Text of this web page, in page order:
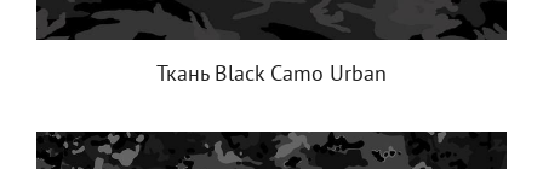
Ткань Black Camo Urban